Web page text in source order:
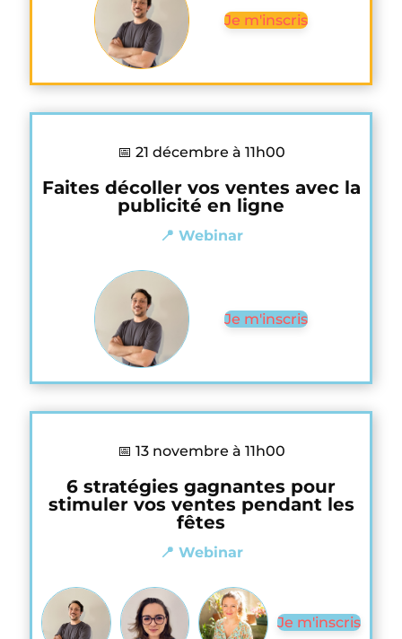
Je m'inscris
📅 21 décembre à 11h00
Faites décoller vos ventes avec la
publicité en ligne
📍 Webinar
Je m'inscris
📅 13 novembre à 11h00
6 stratégies gagnantes pour
stimuler vos ventes pendant les
fêtes
📍 Webinar
Je m'inscris